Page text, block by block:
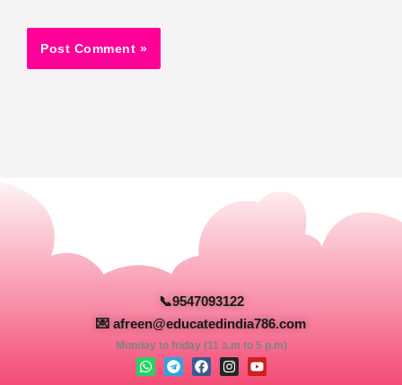
📞9547093122
💌 afreen@educatedindia786.com
Monday to friday (11 a.m to 5 p.m)
W
h
T
e
F
a
I
n
Y
o